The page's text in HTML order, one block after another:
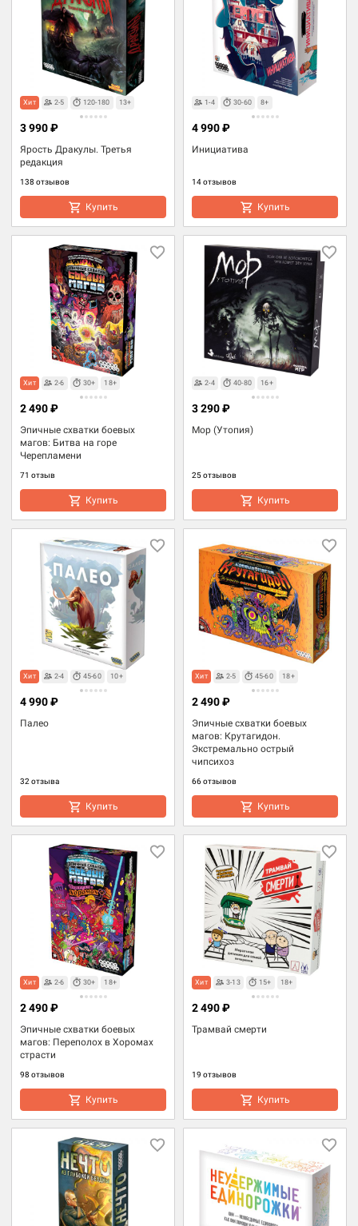
Хит 2-5 120-180 13+
Ярость Дракулы. Третья
редакция
138 отзывов
3 990 ₽
Купить
1-4 30-60 8+
Инициатива
14 отзывов
4 990 ₽
Купить
Хит 2-6 30+ 18+
Эпичные схватки боевых
магов: Битва на горе
Черепламени
71 отзыв
2 490 ₽
Купить
2-4 40-80 16+
Мор (Утопия)
25 отзывов
3 290 ₽
Купить
Хит 2-4 45-60 10+
Палео
32 отзыва
4 990 ₽
Купить
Хит 2-5 45-60 18+
Эпичные схватки боевых
магов: Крутагидон.
Экстремально острый
чипсихоз
66 отзывов
2 490 ₽
Купить
Хит 2-6 30+ 18+
Эпичные схватки боевых
магов: Переполох в Хоромах
страсти
98 отзывов
2 490 ₽
Купить
Хит 3-13 15+ 18+
Трамвай смерти
19 отзывов
2 490 ₽
Купить